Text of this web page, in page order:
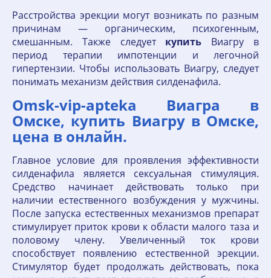
Расстройства эрекции могут возникать по разным
причинам — органическим, психогенным,
смешанным. Также следует купить Виагру в
период терапии импотенции и легочной
гипертензии. Чтобы использовать Виагру, следует
понимать механизм действия силденафила.
Omsk-vip-apteka Виагра в
Омске, купить Виагру в Омске,
цена в онлайн.
Главное условие для проявления эффективности
силденафила является сексуальная стимуляция.
Средство начинает действовать только при
наличии естественного возбуждения у мужчины.
После запуска естественных механизмов препарат
стимулирует приток крови к области малого таза и
половому члену. Увеличенный ток крови
способствует появлению естественной эрекции.
Стимулятор будет продолжать действовать, пока